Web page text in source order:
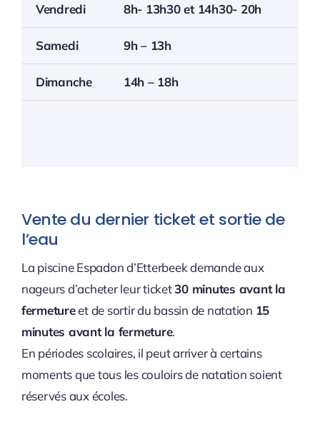
Vendredi 8h- 13h30 et 14h30- 20h
Samedi 9h – 13h
Dimanche 14h – 18h
Vente du dernier ticket et sortie de
l’eau
La piscine Espadon d’Etterbeek demande aux
nageurs d’acheter leur ticket30 minutes avant la
fermetureet de sortir du bassin de natation 15
minutes avant la fermeture.
En périodes scolaires, il peut arriver à certains
moments que tous les couloirs de natation soient
réservés aux écoles.